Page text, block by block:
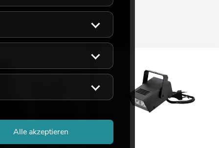
Alle akzeptieren